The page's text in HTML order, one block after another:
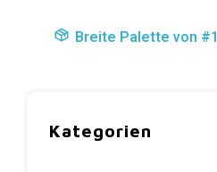
Breite Palette von
Kategorien